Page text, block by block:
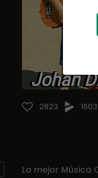
2823 1603
La mejor Música